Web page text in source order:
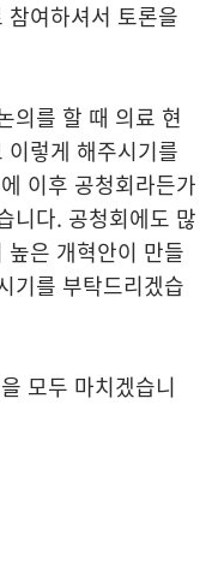
여하셔서 토론을
의를 할 때 의료 현
렇게 해주시기를
이후 공청회라든가
니다. 공청회에도 많
은 개혁안이 만들
기를 부탁드리겠습
모두 마치겠습니